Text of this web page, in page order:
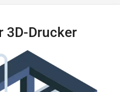
3D-Drucker